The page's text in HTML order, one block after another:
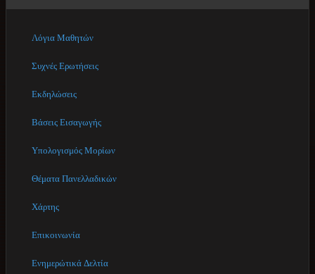
Λόγια Μαθητών
Συχνές Ερωτήσεις
Εκδηλώσεις
Βάσεις Εισαγωγής
Υπολογισμός Μορίων
Θέματα Πανελλαδικών
Χάρτης
Επικοινωνία
Ενημερώτικά Δελτία